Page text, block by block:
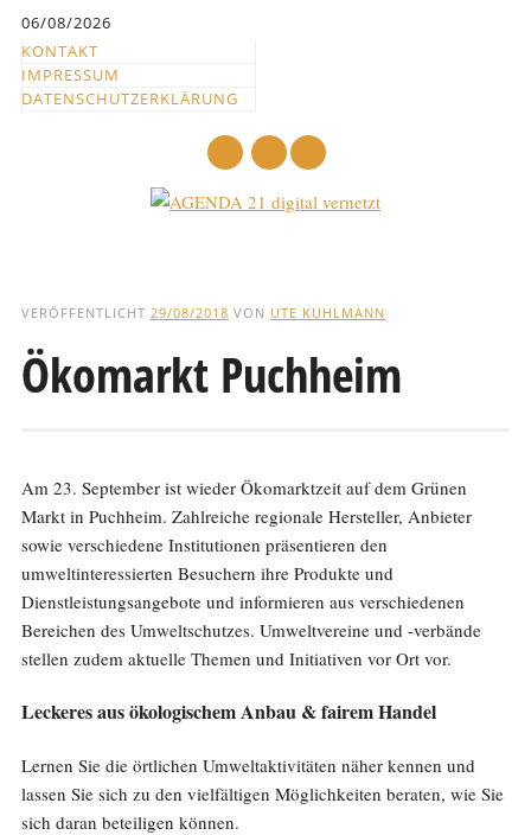
springen
06/08/2026
KONTAKT
IMPRESSUM
DATENSCHUTZERKLÄRUNG
und
Text
VERÖFFENTLICHT 29/08/2018 VON UTE KUHLMANN
Ökomarkt Puchheim
Am 23. September ist wieder Ökomarktzeit auf dem Grünen
Markt in Puchheim. Zahlreiche regionale Hersteller, Anbieter
sowie verschiedene Institutionen präsentieren den
umweltinteressierten Besuchern ihre Produkte und
Dienstleistungsangebote und informieren aus verschiedenen
Bereichen des Umweltschutzes. Umweltvereine und -verbände
stellen zudem aktuelle Themen und Initiativen vor Ort vor.
Leckeres aus ökologischem Anbau & fairem Handel
Lernen Sie die örtlichen Umweltaktivitäten näher kennen und
lassen Sie sich zu den vielfältigen Möglichkeiten beraten, wie Sie
sich daran beteiligen können.